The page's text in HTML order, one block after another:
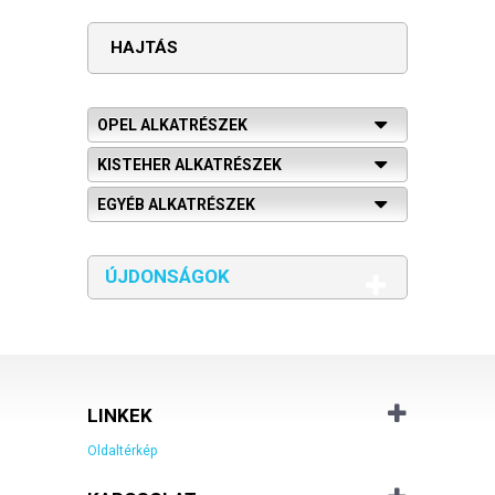
HAJTÁS
OPEL ALKATRÉSZEK
KISTEHER ALKATRÉSZEK
EGYÉB ALKATRÉSZEK
ÚJDONSÁGOK
LINKEK
Oldaltérkép